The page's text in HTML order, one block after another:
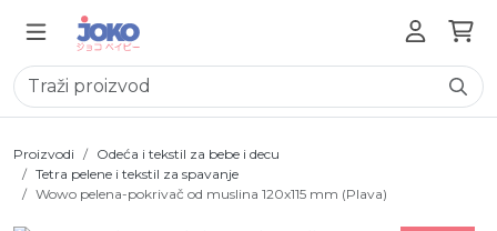
Proizvodi
Odeća i tekstil za bebe i decu
Tetra pelene i tekstil za spavanje
Wowo pelena-pokrivač od muslina 120x115 mm (Plava)